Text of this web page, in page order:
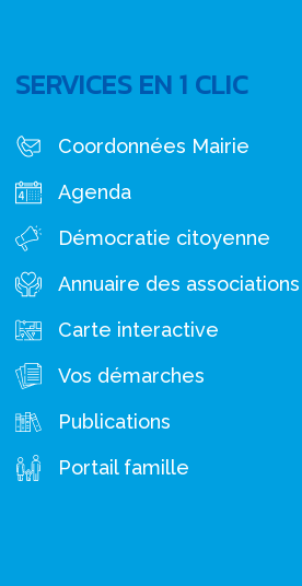
SERVICES EN 1 CLIC
Coordonnées Mairie
Agenda
Démocratie citoyenne
Annuaire des associations
Carte interactive
Vos démarches
Publications
Portail famille